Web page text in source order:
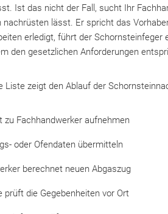
Ist das nicht der Fall, sucht Ihr
nachrüsten lässt. Er spricht das
erledigt, führt der Schornsteinfeger
den gesetzlichen Anforderungen
Liste zeigt den Ablauf der
zu Fachhandwerker aufnehmen
oder Ofendaten übermitteln
berechnet neuen Abgaszug
prüft die Gegebenheiten vor Ort